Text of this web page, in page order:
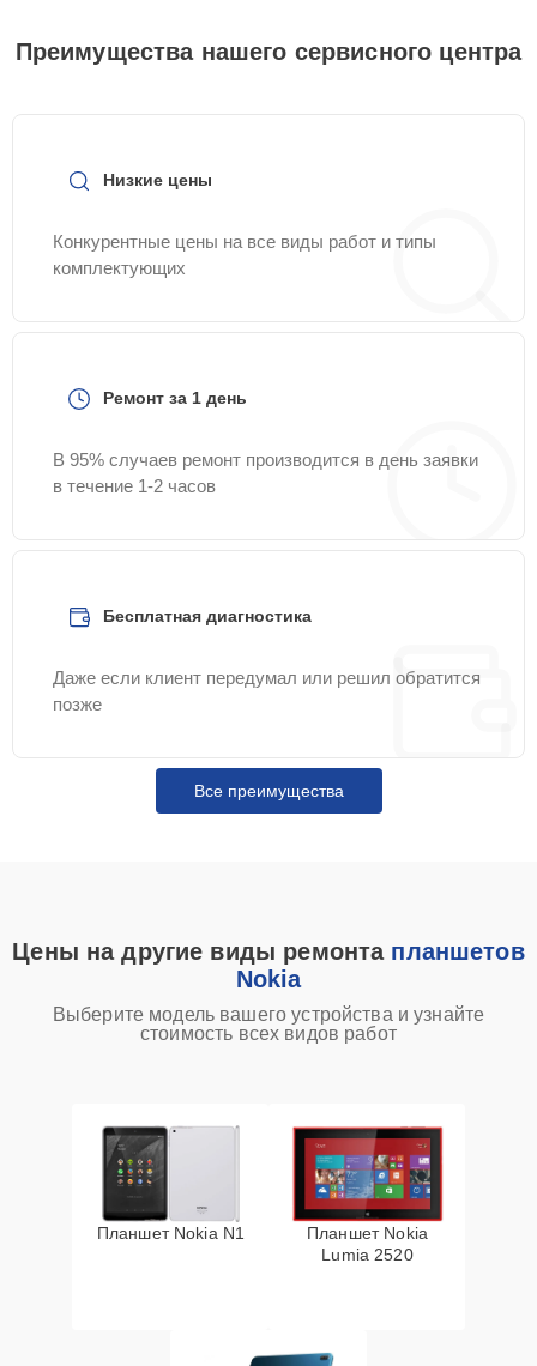
Преимущества нашего сервисного центра
Низкие цены
Конкурентные цены на все виды работ и типы
комплектующих
Ремонт за 1 день
В 95% случаев ремонт производится в день заявки
в течение 1-2 часов
Бесплатная диагностика
Даже если клиент передумал или решил обратится
позже
Все преимущества
Цены на другие виды ремонта планшетов
Nokia
Выберите модель вашего устройства и узнайте
стоимость всех видов работ
Планшет Nokia N1
Планшет Nokia
Lumia 2520